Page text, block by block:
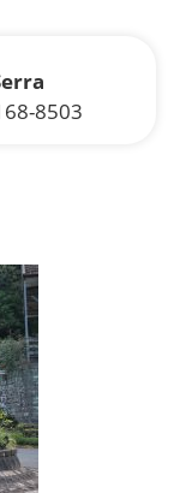
8503